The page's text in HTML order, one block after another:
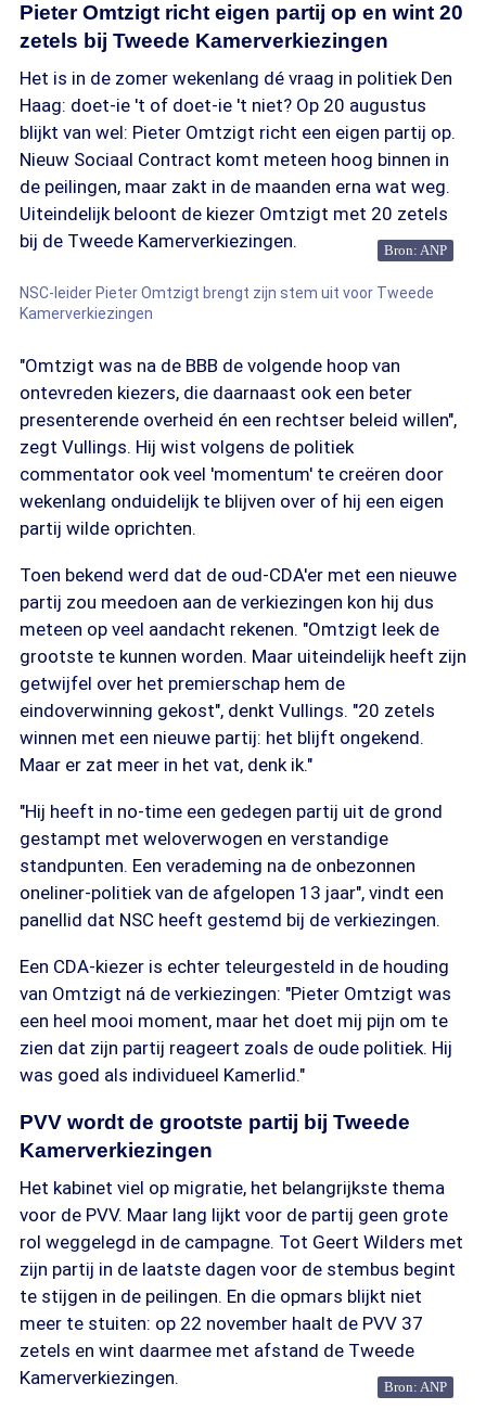
Pieter Omtzigt richt eigen partij op en wint 20
zetels bij Tweede Kamerverkiezingen
Het is in de zomer wekenlang dé vraag in politiek Den
Haag: doet-ie 't of doet-ie 't niet? Op 20 augustus
blijkt van wel: Pieter Omtzigt richt een eigen partij op.
Nieuw Sociaal Contract komt meteen hoog binnen in
de peilingen, maar zakt in de maanden erna wat weg.
Uiteindelijk beloont de kiezer Omtzigt met 20 zetels
bij de Tweede Kamerverkiezingen.
Bron: ANP
NSC-leider Pieter Omtzigt brengt zijn stem uit voor Tweede
Kamerverkiezingen
"Omtzigt was na de BBB de volgende hoop van
ontevreden kiezers, die daarnaast ook een beter
presenterende overheid én een rechtser beleid willen",
zegt Vullings. Hij wist volgens de politiek
commentator ook veel 'momentum' te creëren door
wekenlang onduidelijk te blijven over of hij een eigen
partij wilde oprichten.
Toen bekend werd dat de oud-CDA'er met een nieuwe
partij zou meedoen aan de verkiezingen kon hij dus
meteen op veel aandacht rekenen. "Omtzigt leek de
grootste te kunnen worden. Maar uiteindelijk heeft zijn
getwijfel over het premierschap hem de
eindoverwinning gekost", denkt Vullings. "20 zetels
winnen met een nieuwe partij: het blijft ongekend.
Maar er zat meer in het vat, denk ik."
"Hij heeft in no-time een gedegen partij uit de grond
gestampt met weloverwogen en verstandige
standpunten. Een verademing na de onbezonnen
oneliner-politiek van de afgelopen 13 jaar", vindt een
panellid dat NSC heeft gestemd bij de verkiezingen.
Een CDA-kiezer is echter teleurgesteld in de houding
van Omtzigt ná de verkiezingen: "Pieter Omtzigt was
een heel mooi moment, maar het doet mij pijn om te
zien dat zijn partij reageert zoals de oude politiek. Hij
was goed als individueel Kamerlid."
PVV wordt de grootste partij bij Tweede
Kamerverkiezingen
Het kabinet viel op migratie, het belangrijkste thema
voor de PVV. Maar lang lijkt voor de partij geen grote
rol weggelegd in de campagne. Tot Geert Wilders met
zijn partij in de laatste dagen voor de stembus begint
te stijgen in de peilingen. En die opmars blijkt niet
meer te stuiten: op 22 november haalt de PVV 37
zetels en wint daarmee met afstand de Tweede
Kamerverkiezingen.
Bron: ANP